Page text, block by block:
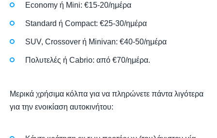
Economy ή Mini: €15-20/ημέρα
Standard ή Compact: €25-30/ημέρα
SUV, Crossover ή Minivan: €40-50/ημέρα
Πολυτελές ή Cabrio: από €70/ημέρα.
Μερικά χρήσιμα κόλπα για να πληρώνετε πάντα λιγότερα
για την ενοικίαση αυτοκινήτου: